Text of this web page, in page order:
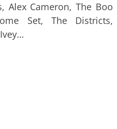
Alex Cameron, The Boo
Set, The Districts,